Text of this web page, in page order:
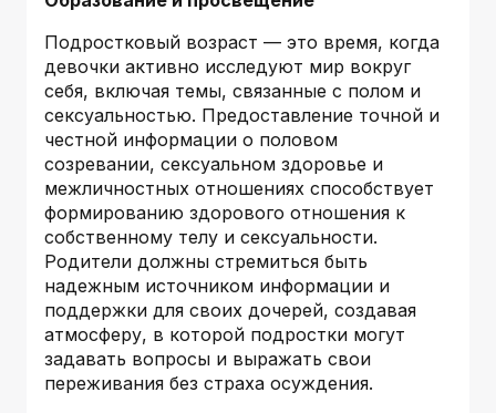
Подростковый возраст — это время, когда
девочки активно исследуют мир вокруг
себя, включая темы, связанные с полом и
сексуальностью. Предоставление точной и
честной информации о половом
созревании, сексуальном здоровье и
межличностных отношениях способствует
формированию здорового отношения к
собственному телу и сексуальности.
Родители должны стремиться быть
надежным источником информации и
поддержки для своих дочерей, создавая
атмосферу, в которой подростки могут
задавать вопросы и выражать свои
переживания без страха осуждения.